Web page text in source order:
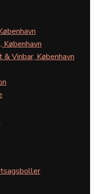
København
Vinbar, København